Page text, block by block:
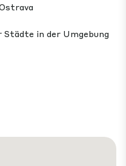
Städte in der Umgebung